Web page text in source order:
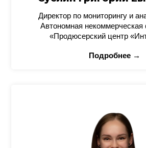
Директор по мониторингу и
Автономная некоммерческая
«Продюсерский центр
Подробнее →